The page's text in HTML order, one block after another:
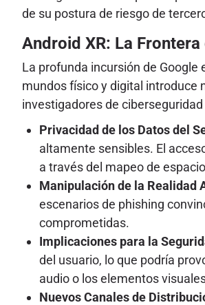
de su postura de riesgo de
Android XR: La
La profunda incursión de
mundos físico y digital introduce
investigadores de
Privacidad de los Datos del
altamente sensibles. El
a través del mapeo de
Manipulación de la Realidad
escenarios de phishing
comprometidas.
Implicaciones para la
del usuario, lo que podría
audio o los elementos
Nuevos Canales de